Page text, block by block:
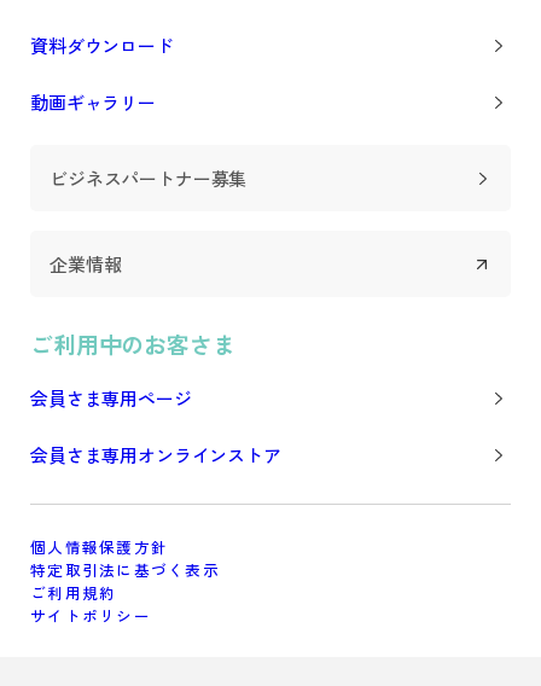
資料ダウンロード
動画ギャラリー
ビジネスパートナー募集
企業情報
ご利用中のお客さま
会員さま専用ページ
会員さま専用オンラインストア
個人情報保護方針
特定取引法に基づく表示
ご利用規約
サイトポリシー